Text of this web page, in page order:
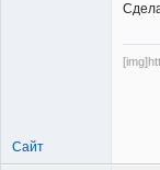
Сайт